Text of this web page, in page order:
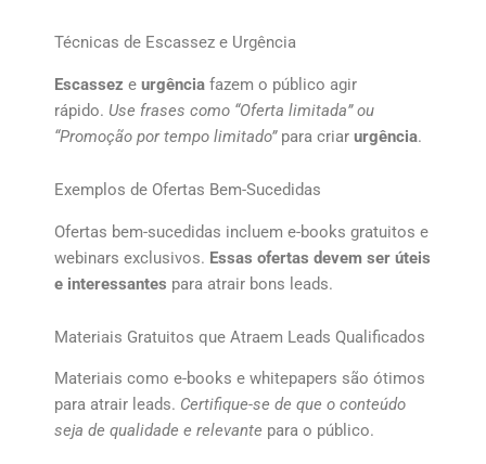
Técnicas de Escassez e Urgência
Escassez e urgência fazem o público agir
rápido. Use frases como “Oferta limitada” ou
“Promoção por tempo limitado”para criar urgência.
Exemplos de Ofertas Bem-Sucedidas
Ofertas bem-sucedidas incluem e-books gratuitos e
webinars exclusivos. Essas ofertas devem ser úteis
e interessantes para atrair bons leads.
Materiais Gratuitos que Atraem Leads Qualificados
Materiais como e-books e whitepapers são ótimos
para atrair leads. Certifique-se de que o conteúdo
seja de qualidade e relevante para o público.